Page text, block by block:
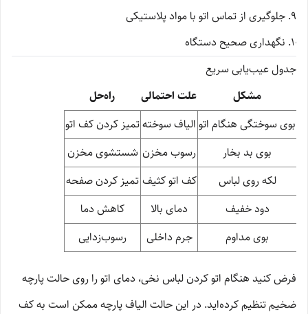
جلوگیری از تماس اتو با مواد پلاستیکی
نگهداری صحیح دستگاه
جدول عیب‌یابی سریع
مشکل
علت احتمالی
راه‌حل
بوی سوختگی هنگام اتو الیاف سوختهتمیز کردن کف اتو
بوی بد بخار
رسوب مخزن شستشوی مخزن
لکه روی لباس
کف اتو کثیف تمیز کردن صفحه
دود خفیف
دمای بالا
کاهش دما
بوی مداوم
جرم داخلی رسوب‌زدایی
فرض کنید هنگام اتو کردن لباس نخی، دمای اتو را روی حالت پارچه
ضخیم تنظیم کرده‌اید. در این حالت الیاف پارچه ممکن است به کف